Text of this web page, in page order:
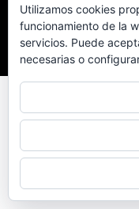
Política de cookies
© © 2025
Utilizamos cookies
funcionamiento de la
servicios. Puede
necesarias o